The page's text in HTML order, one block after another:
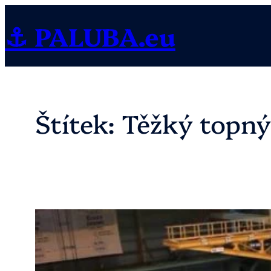
na
obsah
⚓ PALUBA.eu
Štítek: Těžký